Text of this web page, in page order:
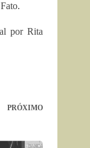
por Rita
PRÓXIMO